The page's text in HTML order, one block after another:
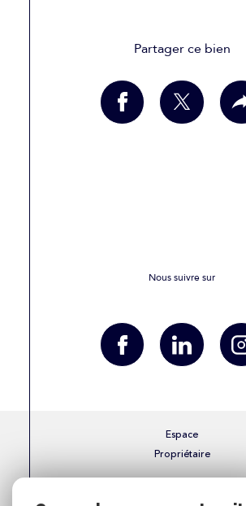
Partager ce bien
Nous suivre sur
Espace
Propriétaire